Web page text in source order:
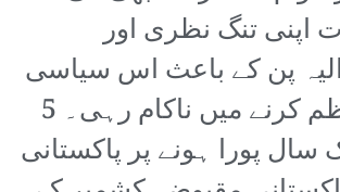
اپنی تنگ نظری اور
پن کے باعث اس سیاسی
تحرک کو منظم کرنے میں ناکام رہی۔ 5
پورا ہونے پر پاکستانی